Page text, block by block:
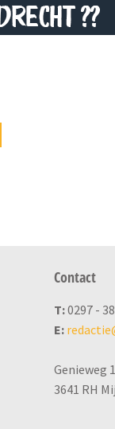
Contact
T:0297 -
E:
Genieweg
3641 RH